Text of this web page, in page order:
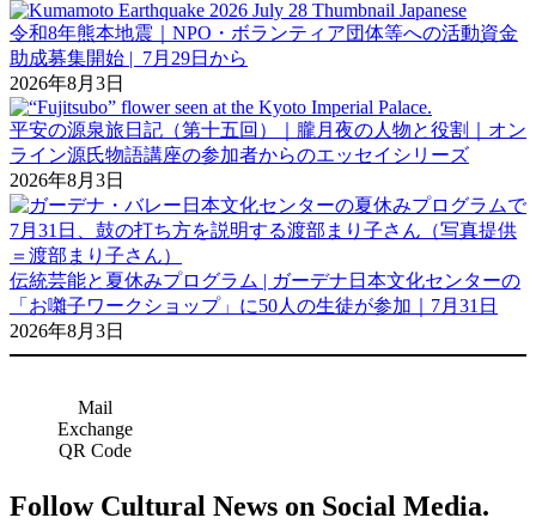
令和8年熊本地震｜NPO・ボランティア団体等への活動資金
助成募集開始 | 7月29日から
2026年8月3日
平安の源泉旅日記（第十五回）｜朧月夜の人物と役割｜オン
ライン源氏物語講座の参加者からのエッセイシリーズ
2026年8月3日
伝統芸能と夏休みプログラム | ガーデナ日本文化センターの
「お囃子ワークショップ」に50人の生徒が参加｜7月31日
2026年8月3日
Mail
Exchange
QR Code
Follow Cultural News on Social Media.